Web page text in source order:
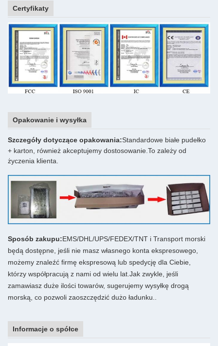
Certyfikaty
Opakowanie i wysyłka
Szczegóły dotyczące opakowania:Standardowe białe pudełko
+ karton, również akceptujemy dostosowanie. To zależy od
życzenia klienta.
Sposób zakupu:EMS/DHL/UPS/FEDEX/TNT i Transport morski
będą dostępne, jeśli nie masz własnego konta ekspresowego,
możemy znaleźć firmę ekspresową lub spedycję dla Ciebie,
którzy współpracują z nami od wielu lat.Jak zwykle, jeśli
zamawiasz duże ilości towarów, sugerujemy wysyłkę drogą
morską, co pozwoli zaoszczędzić dużo ładunku..
Informacje o spółce